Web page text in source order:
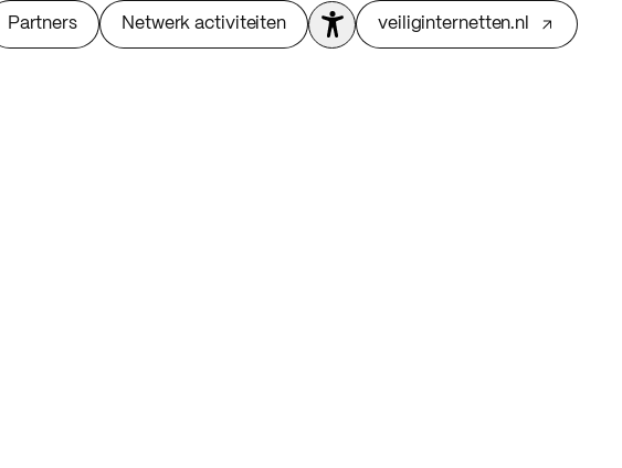
Partners Netwerk activiteiten veiliginternetten.nl